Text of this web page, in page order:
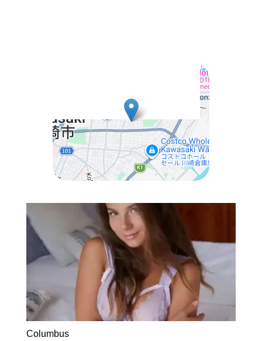
Columbus